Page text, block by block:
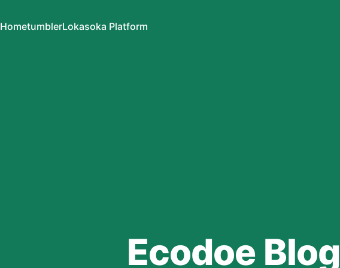
HometumblerLokasoka Platform
Ecodoe Blog